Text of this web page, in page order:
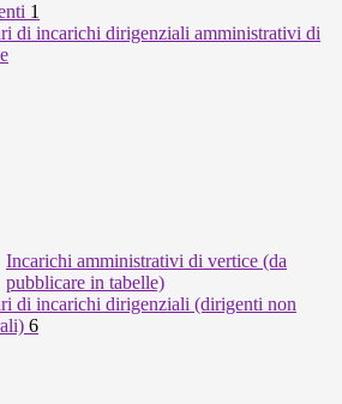
1
di incarichi dirigenziali amministrativi di
Incarichi amministrativi di vertice (da
pubblicare in tabelle)
di incarichi dirigenziali (dirigenti non
6